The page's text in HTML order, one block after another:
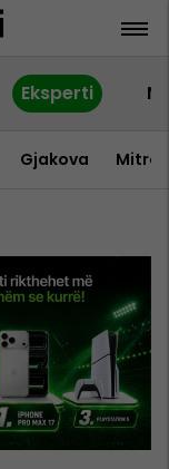
Eksperti
Gjakova